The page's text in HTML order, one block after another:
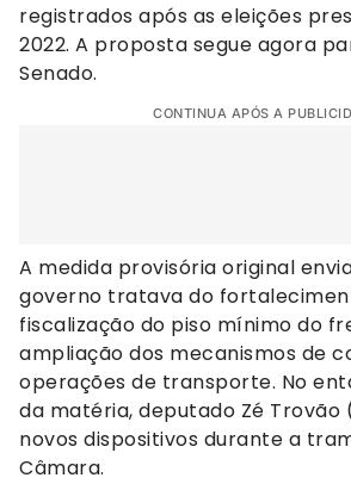
registrados após as eleições
2022. A proposta segue agora
Senado.
CONTINUA APÓS A
A medida provisória original
governo tratava do
fiscalização do piso mínimo do
ampliação dos mecanismos de
operações de transporte. No
da matéria, deputado Zé Trovão
novos dispositivos durante a
Câmara.